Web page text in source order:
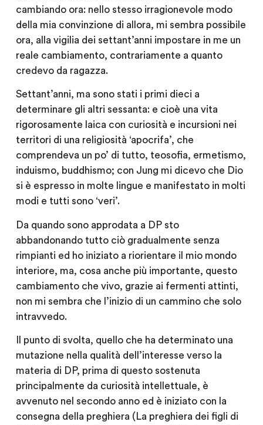
cambiando ora: nello stesso irragionevole modo
della mia convinzione di allora, mi sembra possibile
ora, alla vigilia dei settant’anni impostare in me un
reale cambiamento, contrariamente a quanto
credevo da ragazza.
Settant’anni, ma sono stati i primi dieci a
determinare gli altri sessanta: e cioè una vita
rigorosamente laica con curiosità e incursioni nei
territori di una religiosità ‘apocrifa’, che
comprendeva un po’ di tutto, teosofia, ermetismo,
induismo, buddhismo; con Jung mi dicevo che Dio
si è espresso in molte lingue e manifestato in molti
modi e tutti sono ‘veri’.
Da quando sono approdata a DP sto
abbandonando tutto ciò gradualmente senza
rimpianti ed ho iniziato a riorientare il mio mondo
interiore, ma, cosa anche più importante, questo
cambiamento che vivo, grazie ai fermenti attinti,
non mi sembra che l’inizio di un cammino che solo
intravvedo.
Il punto di svolta, quello che ha determinato una
mutazione nella qualità dell’interesse verso la
materia di DP, prima di questo sostenuta
principalmente da curiosità intellettuale, è
avvenuto nel secondo anno ed è iniziato con la
consegna della preghiera (La preghiera dei figli di